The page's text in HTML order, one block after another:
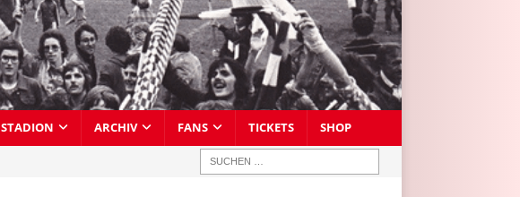
STADION ARCHIV FANS TICKETS SHOP